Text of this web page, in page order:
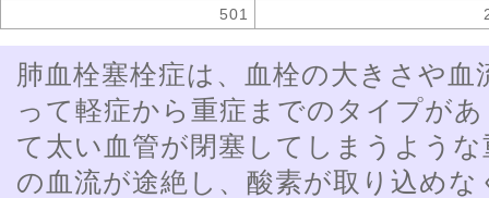
501
肺血栓塞栓症は、血栓の大きさや血
って軽症から重症までのタイプが
て太い血管が閉塞してしまうよう
の血流が途絶し、酸素が取り込め